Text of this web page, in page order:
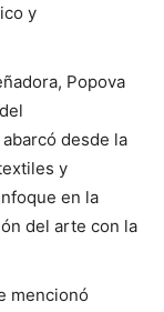
y
Popova
desde la
y
en la
del arte con la
mencionó